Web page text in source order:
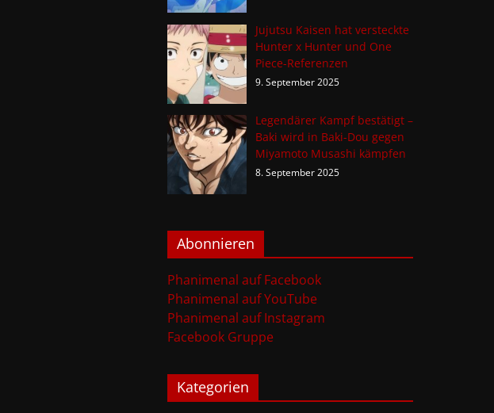
Jujutsu Kaisen hat versteckte
Hunter x Hunter und One
Piece-Referenzen
9. September 2025
Legendärer Kampf bestätigt –
Baki wird in Baki-Dou gegen
Miyamoto Musashi kämpfen
8. September 2025
Abonnieren
Phanimenal auf Facebook
Phanimenal auf YouTube
Phanimenal auf Instagram
Facebook Gruppe
Kategorien